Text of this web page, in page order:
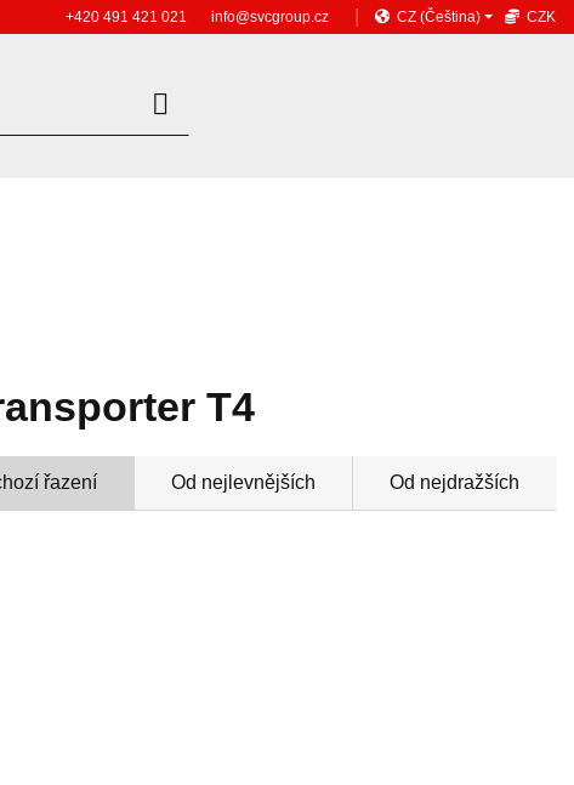
+420 491 421 021 info@svcgroup.cz CZ (Čeština) CZK
T4
řazení Od nejlevnějších Od nejdražších